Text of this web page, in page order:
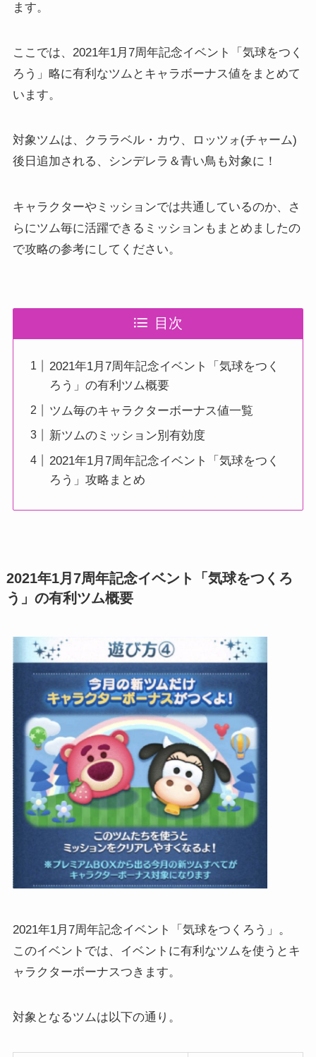
ます。
ここでは、2021年1月7周年記念イベント「気球をつく
ろう」略に有利なツムとキャラボーナス値をまとめて
います。
対象ツムは、クララベル・カウ、ロッツォ(チャーム)
後日追加される、シンデレラ＆青い鳥も対象に！
キャラクターやミッションでは共通しているのか、さ
らにツム毎に活躍できるミッションもまとめましたの
で攻略の参考にしてください。
目次
2021年1月7周年記念イベント「気球をつく
ろう」の有利ツム概要
ツム毎のキャラクターボーナス値一覧
新ツムのミッション別有効度
2021年1月7周年記念イベント「気球をつく
ろう」攻略まとめ
2021年1月7周年記念イベント「気球をつくろ
う」の有利ツム概要
2021年1月7周年記念イベント「気球をつくろう」。
このイベントでは、イベントに有利なツムを使うとキ
ャラクターボーナスつきます。
対象となるツムは以下の通り。